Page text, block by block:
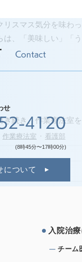
リスマス気分を味わ
は、「美味しい」「
き続き、作業療法室
作業療法室 看護部
Contact
せ
4120
(8時45分〜17時00分)
について
⼊院治
チーム